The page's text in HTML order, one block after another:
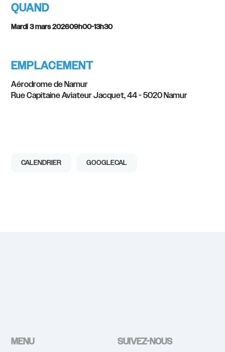
QUAND
Mardi 3 mars 202609h00-13h30
EMPLACEMENT
Aérodrome de Namur
Rue Capitaine Aviateur Jacquet, 44 - 5020 Namur
CALENDRIER GOOGLECAL
MENU SUIVEZ-NOUS